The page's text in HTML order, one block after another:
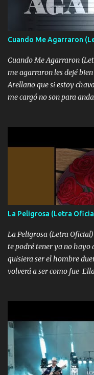
los versos que voy
se atora Pero nunca le
aunque ustedes no sepan
echarle chingazos Y
Cuando Me Agarraron
Cuando Me Agarraron
me agarraron les dejé
Arellano que si estoy
me cargó no son para
Yo Soy El De Las Pacas
fajado y mi R terciado me
mando un abrazo
Ando en la colonia bien
fallado para mi
Especial sabe que lo
tomando con mujeres
bien cuidado bien
lo que hablo Entre lob...
La Peligrosa (Letra
La Peligrosa (Letra
te podré tener ya no hayo
quisiera ser el hombre
volverá a ser como fue
Música Amar me duele
quieren billetes y yo que
pasión en la troca tus
quiero que sea nunca con
quieres en ese momento